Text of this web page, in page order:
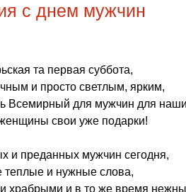
с днем мужчин
та первая суббота,
и просто светлым, ярким,
Всемирный для мужчин для
свои уже подарки!
и преданных мужчин сегодня,
теплые и нужные слова,
храбрыми и в то же время